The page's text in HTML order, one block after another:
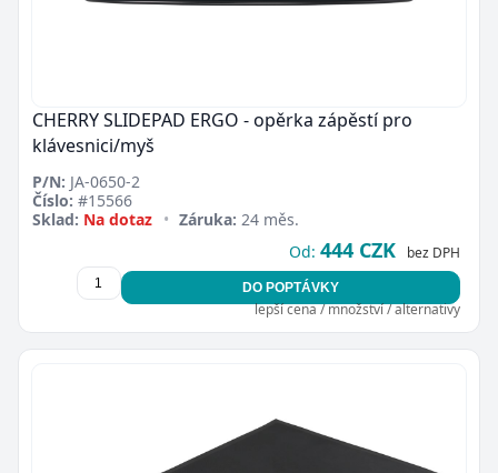
CHERRY SLIDEPAD ERGO - opěrka zápěstí pro
klávesnici/myš
P/N: JA-0650-2
Číslo: #15566
Sklad: Na dotaz • Záruka: 24 měs.
Od: 444 CZK bez DPH
DO POPTÁVKY
lepší cena / množství / alternativy